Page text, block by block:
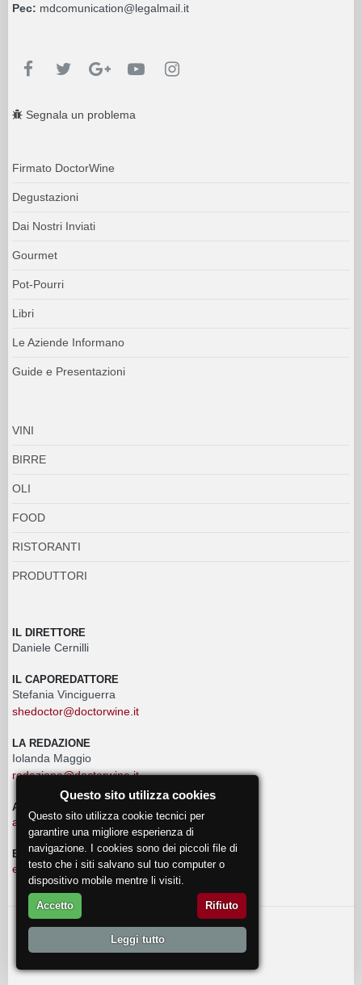
Pec: mdcomunication@legalmail.it
Segnala un problema
Firmato DoctorWine
Degustazioni
Dai Nostri Inviati
Gourmet
Pot-Pourri
Libri
Le Aziende Informano
Guide e Presentazioni
VINI
BIRRE
OLI
FOOD
RISTORANTI
PRODUTTORI
IL DIRETTORE
Daniele Cernilli
IL CAPOREDATTORE
Stefania Vinciguerra
shedoctor@doctorwine.it
LA REDAZIONE
Iolanda Maggio
redazione@doctorwine.it
ADVERTISING
advertising@doctorwine.it
EVENTI
eventi@doctorwine.it
© 2018 DoctorWine .
Questo sito utilizza cookies
Questo sito utilizza cookie tecnici per
garantire una migliore esperienza di
navigazione. I cookies sono dei piccoli file di
testo che i siti salvano sul tuo computer o
dispositivo mobile mentre li visiti.
Accetto Rifiuto
Leggi tutto